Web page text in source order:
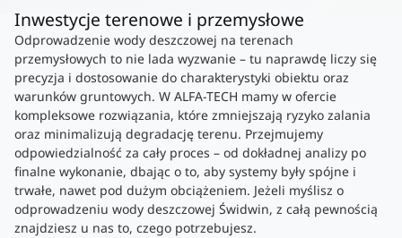
Inwestycje terenowe i przemysłowe
Odprowadzenie wody deszczowej na terenach
przemysłowych to nie lada wyzwanie – tu naprawdę liczy się
precyzja i dostosowanie do charakterystyki obiektu oraz
warunków gruntowych. W ALFA-TECH mamy w ofercie
kompleksowe rozwiązania, które zmniejszają ryzyko zalania
oraz minimalizują degradację terenu. Przejmujemy
odpowiedzialność za cały proces – od dokładnej analizy po
finalne wykonanie, dbając o to, aby systemy były spójne i
trwałe, nawet pod dużym obciążeniem. Jeżeli myślisz o
odprowadzeniu wody deszczowej Świdwin, z całą pewnością
znajdziesz u nas to, czego potrzebujesz.